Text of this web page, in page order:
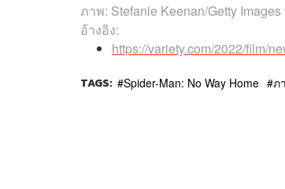
ภาพ: Stefanie Keenan/Getty Images
อ้างอิง:
https://variety.com/2022/film/
TAGS: Spider-Man: No Way Home ภ